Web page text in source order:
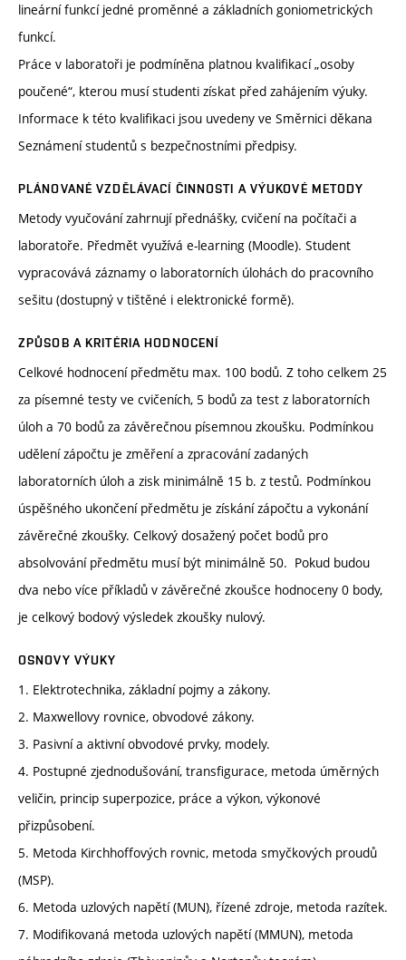
lineární funkcí jedné proměnné a základních goniometrických
funkcí.
Práce v laboratoři je podmíněna platnou kvalifikací „osoby
poučené“, kterou musí studenti získat před zahájením výuky.
Informace k této kvalifikaci jsou uvedeny ve Směrnici děkana
Seznámení studentů s bezpečnostními předpisy.
PLÁNOVANÉ VZDĚLÁVACÍ ČINNOSTI A VÝUKOVÉ METODY
Metody vyučování zahrnují přednášky, cvičení na počítači a
laboratoře. Předmět využívá e-learning (Moodle). Student
vypracovává záznamy o laboratorních úlohách do pracovního
sešitu (dostupný v tištěné i elektronické formě).
ZPŮSOB A KRITÉRIA HODNOCENÍ
Celkové hodnocení předmětu max. 100 bodů. Z toho celkem 25
za písemné testy ve cvičeních, 5 bodů za test z laboratorních
úloh a 70 bodů za závěrečnou písemnou zkoušku. Podmínkou
udělení zápočtu je změření a zpracování zadaných
laboratorních úloh a zisk minimálně 15 b. z testů. Podmínkou
úspěšného ukončení předmětu je získání zápočtu a vykonání
závěrečné zkoušky. Celkový dosažený počet bodů pro
absolvování předmětu musí být minimálně 50. Pokud budou
dva nebo více příkladů v závěrečné zkoušce hodnoceny 0 body,
je celkový bodový výsledek zkoušky nulový.
OSNOVY VÝUKY
1. Elektrotechnika, základní pojmy a zákony.
2. Maxwellovy rovnice, obvodové zákony.
3. Pasivní a aktivní obvodové prvky, modely.
4. Postupné zjednodušování, transfigurace, metoda úměrných
veličin, princip superpozice, práce a výkon, výkonové
přizpůsobení.
5. Metoda Kirchhoffových rovnic, metoda smyčkových proudů
(MSP).
6. Metoda uzlových napětí (MUN), řízené zdroje, metoda razítek.
7. Modifikovaná metoda uzlových napětí (MMUN), metoda